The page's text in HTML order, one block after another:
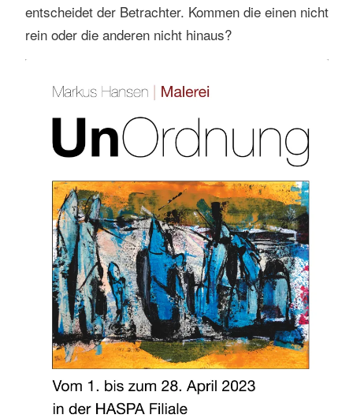
entscheidet der Betrachter. Kommen die einen nicht
rein oder die anderen nicht hinaus?